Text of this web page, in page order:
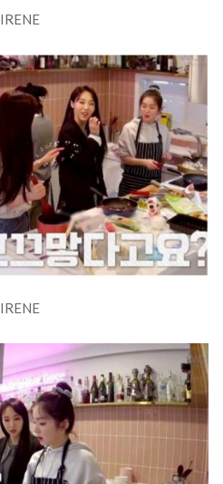
IRENE
IRENE